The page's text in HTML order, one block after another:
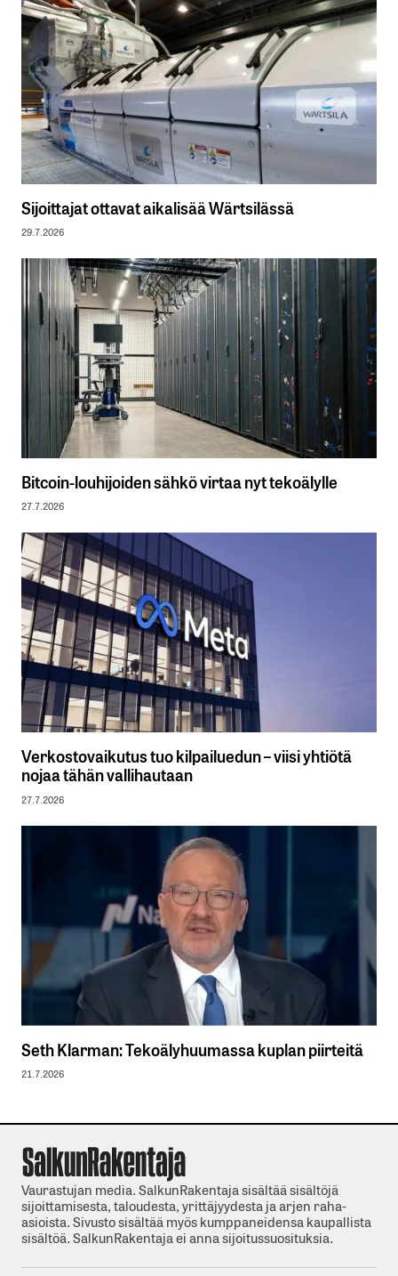
Sijoittajat ottavat aikalisää Wärtsilässä
29.7.2026
Bitcoin-louhijoiden sähkö virtaa nyt tekoälylle
27.7.2026
Verkostovaikutus tuo kilpailuedun – viisi yhtiötä
nojaa tähän vallihautaan
27.7.2026
Seth Klarman: Tekoälyhuumassa kuplan piirteitä
21.7.2026
Vaurastujan media. SalkunRakentaja sisältää sisältöjä
sijoittamisesta, taloudesta, yrittäjyydesta ja arjen raha-
asioista. Sivusto sisältää myös kumppaneidensa kaupallista
sisältöä. SalkunRakentaja ei anna sijoitussuosituksia.